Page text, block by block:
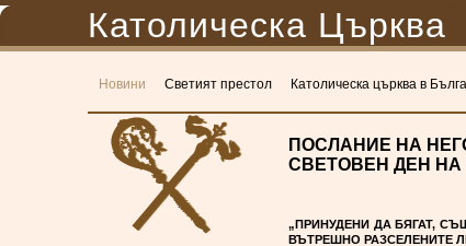
Католическа Църква
Новини Светият престол Католическа църква в
ПОСЛАНИЕ НА
СВЕТОВЕН ДЕН НА
„ПРИНУДЕНИ ДА БЯГАТ,
ВЪТРЕШНО РАЗСЕЛЕНИТЕ